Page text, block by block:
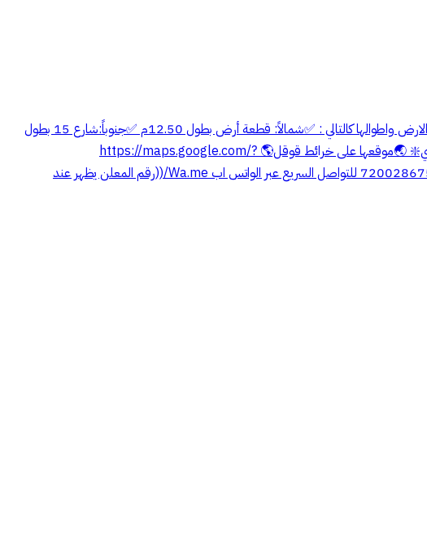
🔴للبيع🔴 الارض محدودة ✳️ارض رقم 57/1 ✳️مخطط 1133 حي المنار ( المنح الجديد شمال حي عريعره) 👍🏻شارع 15 جنوبي ✳️حدود الارض واطوالها كالتالي : ✅شمالاً: قطعة أرض بطول 12.50م ✅جنوباً:شارع 15 بطول
12.50 م ✅شرقاً: قطعة أرض بطول 33.85م ✅غرباً: قطعة أرض بطول 33.85م ✳️المساحة: 83 .421م² ❇️الضريبه والسعي على المشتري❇️ 🌏موقعها على خرائط قوقل🌎 https://maps.google.com/?
q=26.340942,44.808243 🏠**مكتب صالح للعقارات** 🏠 📞**((رقم المعلن يظهر عند التواصل)) ** 📞 ✳️ترخيص اعلاني رقم : 7200286757 للتواصل السريع عبر الواتس اب Wa.me/((رقم المعلن يظهر عند